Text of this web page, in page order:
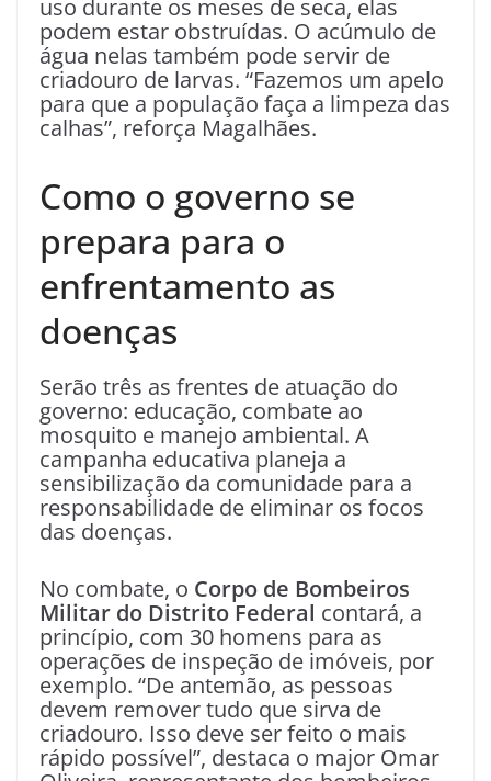
uso durante os meses de seca, elas
podem estar obstruídas. O acúmulo de
água nelas também pode servir de
criadouro de larvas. “Fazemos um apelo
para que a população faça a limpeza das
calhas”, reforça Magalhães.
Como o governo se
prepara para o
enfrentamento as
doenças
Serão três as frentes de atuação do
governo: educação, combate ao
mosquito e manejo ambiental. A
campanha educativa planeja a
sensibilização da comunidade para a
responsabilidade de eliminar os focos
das doenças.
No combate, o Corpo de Bombeiros
Militar do Distrito Federal contará, a
princípio, com 30 homens para as
operações de inspeção de imóveis, por
exemplo. “De antemão, as pessoas
devem remover tudo que sirva de
criadouro. Isso deve ser feito o mais
rápido possível”, destaca o major Omar